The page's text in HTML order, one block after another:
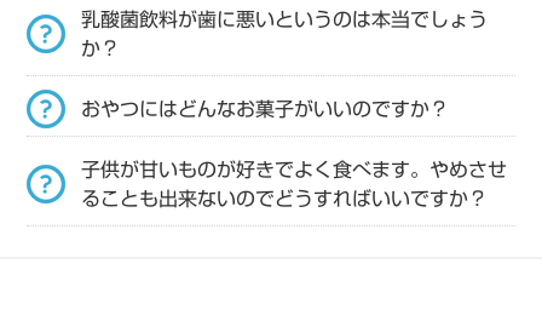
乳酸菌飲料が歯に悪いというのは本当でしょう
か？
おやつにはどんなお菓子がいいのですか？
子供が甘いものが好きでよく食べます。やめさせ
ることも出来ないのでどうすればいいですか？